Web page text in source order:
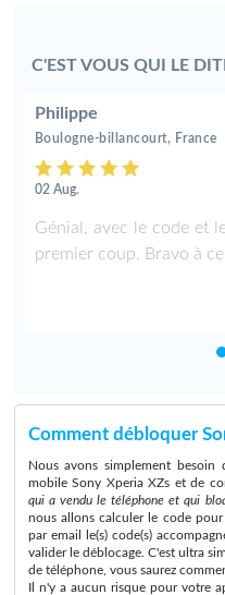
C'EST VOUS QUI LE
Philippe
Boulogne-billancourt, France
02 Aug.
Génial, avec le code et
premier coup. Bravo à
Comment débloquer
Nous avons simplement besoin
mobile Sony Xperia XZs et de
qui a vendu le téléphone et qui
nous allons calculer le code
par email le(s) code(s)
valider le déblocage. C'est ultra
de téléphone, vous saurez
Il n'y a aucun risque pour votre